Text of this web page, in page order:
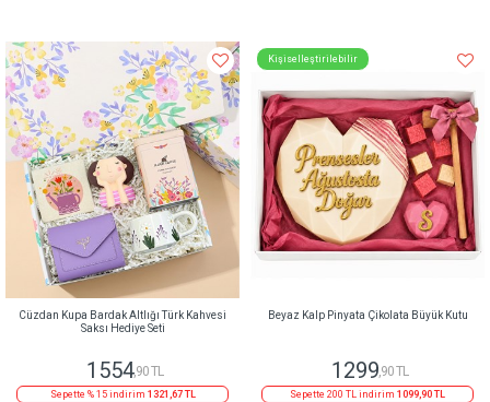
Cüzdan Kupa Bardak Altlığı Türk Kahvesi
Saksı Hediye Seti
1554,90 TL
Sepette % 15 indirim 1321,67 TL
Kişiselleştirilebilir
Beyaz Kalp Pinyata Çikolata Büyük Kutu
1299,90 TL
Sepette 200 TL indirim 1099,90 TL